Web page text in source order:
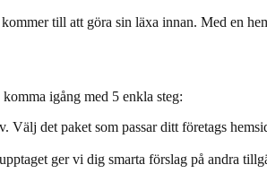
till att göra sin läxa innan. Med en
igång med 5 enkla steg:
det paket som passar ditt företags
ger vi dig smarta förslag på andra